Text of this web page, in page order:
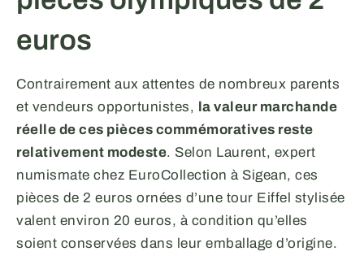
euros
Contrairement aux attentes de nombreux parents
et vendeurs opportunistes, la valeur marchande
réelle de ces pièces commémoratives reste
relativement modeste. Selon Laurent, expert
numismate chez EuroCollection à Sigean, ces
pièces de 2 euros ornées d’une tour Eiffel stylisée
valent environ 20 euros, à condition qu’elles
soient conservées dans leur emballage d’origine.